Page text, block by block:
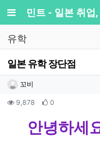
메뉴민트 - 일본 취업
유학
일본 유학 장단점
작성자 정보
꼬비
컨텐츠 정보
9,878 조회 0
안녕하세